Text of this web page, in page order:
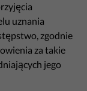
uznania
zgodnie
za takie
jego